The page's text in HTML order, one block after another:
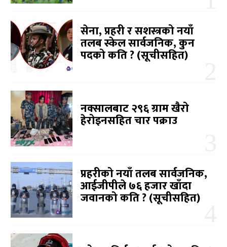
सेना, प्रहरी र सशस्त्रको नयाँ
तलब स्केल सार्वजनिक, कुन
पदको कति ? (सूचीसहित)
नक्सालबाट २९६ ग्राम खैरो
हेरोइनसहित चार पक्राउ
प्रहरीको नयाँ तलब सार्वजनिक,
आईजीपीले ७६ हजार खाँदा
जवानको कति ? (सूचीसहित)